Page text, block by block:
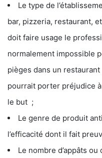
Le type de
bar, pizzeria, restaurant,
doit faire usage le
normalement impossible
pièges dans un
pourrait porter préjudice à
le but ;
Le genre de produit
l’efficacité dont il fait
Le nombre d’appâts